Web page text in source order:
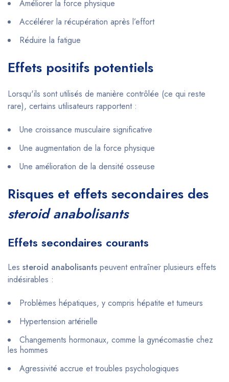
Améliorer la force physique
Accélérer la récupération après l’effort
Réduire la fatigue
Effets positifs potentiels
Lorsqu'ils sont utilisés de manière contrôlée (ce qui reste
rare), certains utilisateurs rapportent :
Une croissance musculaire significative
Une augmentation de la force physique
Une amélioration de la densité osseuse
Risques et effets secondaires des
steroid anabolisants
Effets secondaires courants
Les steroid anabolisants peuvent entraîner plusieurs effets
indésirables :
Problèmes hépatiques, y compris hépatite et tumeurs
Hypertension artérielle
Changements hormonaux, comme la gynécomastie chez
les hommes
Agressivité accrue et troubles psychologiques